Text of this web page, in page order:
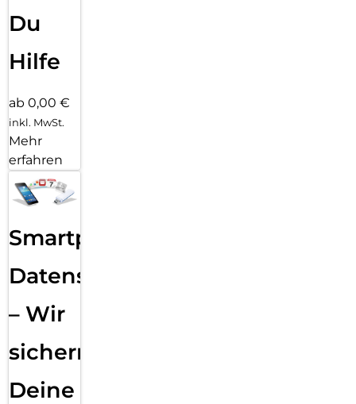
Du
Hilfe
ab 0,00 €
inkl. MwSt.
Mehr
erfahren
Smartphone
Datensicherung
– Wir
sichern
Deine